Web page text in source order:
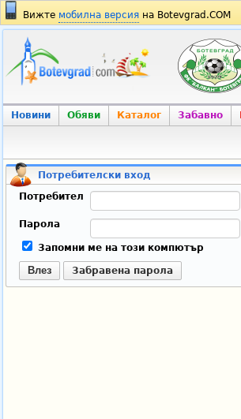
Вижте мобилна версия на Botevgrad.COM
Новини Обяви Каталог Забавно
Потребителски вход
Потребител
Парола
Запомни ме на този компютър
Влез Забравена парола